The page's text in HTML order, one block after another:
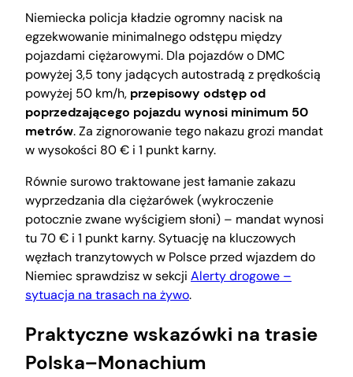
Niemiecka policja kładzie ogromny nacisk na
egzekwowanie minimalnego odstępu między
pojazdami ciężarowymi. Dla pojazdów o DMC
powyżej 3,5 tony jadących autostradą z prędkością
powyżej 50 km/h, przepisowy odstęp od
poprzedzającego pojazdu wynosi minimum 50
metrów. Za zignorowanie tego nakazu grozi mandat
w wysokości 80 € i 1 punkt karny.
Równie surowo traktowane jest łamanie zakazu
wyprzedzania dla ciężarówek (wykroczenie
potocznie zwane wyścigiem słoni) – mandat wynosi
tu 70 € i 1 punkt karny. Sytuację na kluczowych
węzłach tranzytowych w Polsce przed wjazdem do
Niemiec sprawdzisz w sekcji Alerty drogowe –
sytuacja na trasach na żywo.
Praktyczne wskazówki na trasie
Polska–Monachium